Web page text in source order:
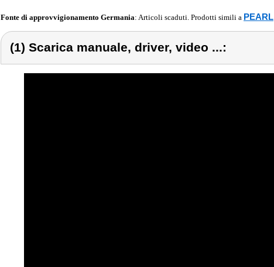
Fonte di approvvigionamento Germania: Articoli scaduti. Prodotti simili a PEARL
(1) Scarica manuale, driver, video ...: